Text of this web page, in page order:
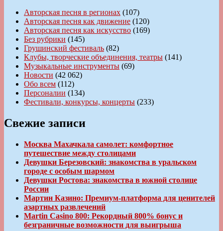
Авторская песня в регионах (107)
Авторская песня как движение (120)
Авторская песня как искусство (169)
Без рубрики (145)
Грушинский фестиваль (82)
Клубы, творческие объединения, театры (141)
Музыкальные инструменты (69)
Новости (42 062)
Обо всем (112)
Персоналии (134)
Фестивали, конкурсы, концерты (233)
Свежие записи
Москва Махачкала самолет: комфортное
путешествие между столицами
Девушки Березовский: знакомства в уральском
городе с особым шармом
Девушки Ростова: знакомства в южной столице
России
Мартин Казино: Премиум-платформа для ценителей
азартных развлечений
Martin Casino 800: Рекордный 800% бонус и
безграничные возможности для выигрыша